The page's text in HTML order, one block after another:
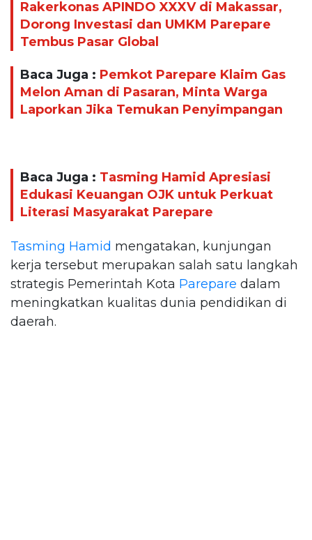
Rakerkonas APINDO XXXV di Makassar,
Dorong Investasi dan UMKM Parepare
Tembus Pasar Global
Baca Juga : Pemkot Parepare Klaim Gas
Melon Aman di Pasaran, Minta Warga
Laporkan Jika Temukan Penyimpangan
Baca Juga : Tasming Hamid Apresiasi
Edukasi Keuangan OJK untuk Perkuat
Literasi Masyarakat Parepare
Tasming Hamid mengatakan, kunjungan
kerja tersebut merupakan salah satu langkah
strategis Pemerintah Kota Parepare dalam
meningkatkan kualitas dunia pendidikan di
daerah.